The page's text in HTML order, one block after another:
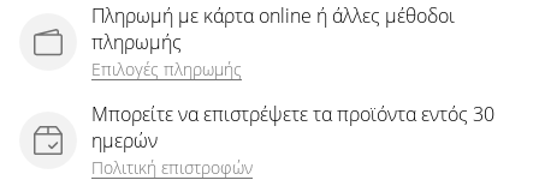
Πληρωμή με κάρτα online ή άλλες μέθοδοι
πληρωμής
Επιλογές πληρωμής
Μπορείτε να επιστρέψετε τα προϊόντα εντός 30
ημερών
Πολιτική επιστροφών